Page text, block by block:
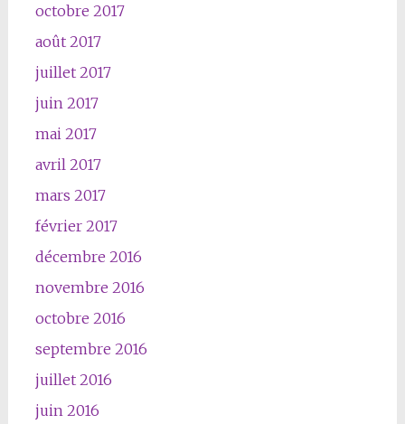
octobre 2017
août 2017
juillet 2017
juin 2017
mai 2017
avril 2017
mars 2017
février 2017
décembre 2016
novembre 2016
octobre 2016
septembre 2016
juillet 2016
juin 2016